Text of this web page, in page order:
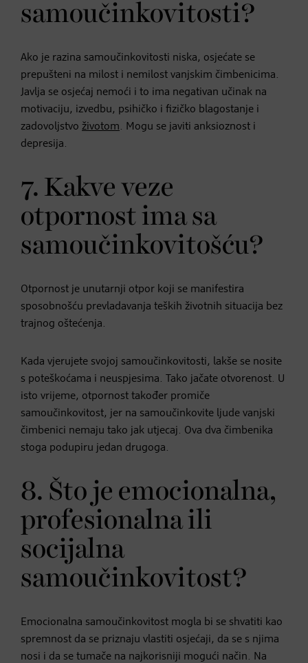
samoučinkovitosti?
Ako je razina samoučinkovitosti niska, osjećate se
prepušteni na milost i nemilost vanjskim čimbenicima.
Javlja se osjećaj nemoći i to ima negativan učinak na
motivaciju, izvedbu, psihičko i fizičko blagostanje i
zadovoljstvo životom. Mogu se javiti anksioznost i
depresija.
7. Kakve veze
otpornost ima sa
samoučinkovitošću?
Otpornost je unutarnji otpor koji se manifestira
sposobnošću prevladavanja teških životnih situacija bez
trajnog oštećenja.
Kada vjerujete svojoj samoučinkovitosti, lakše se nosite
s poteškoćama i neuspjesima. Tako jačate otvorenost. U
isto vrijeme, otpornost također promiče
samoučinkovitost, jer na samoučinkovite ljude vanjski
čimbenici nemaju tako jak utjecaj. Ova dva čimbenika
stoga podupiru jedan drugoga.
8. Što je emocionalna,
profesionalna ili
socijalna
samoučinkovitost?
Emocionalna samoučinkovitost mogla bi se shvatiti kao
spremnost da se priznaju vlastiti osjećaji, da se s njima
nosi i da se tumače na najkorisniji mogući način. Na